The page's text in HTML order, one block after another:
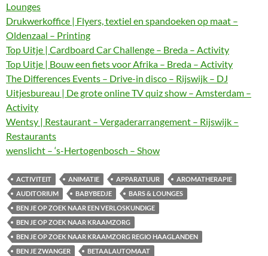
Lounges
Drukwerkoffice | Flyers, textiel en spandoeken op maat –
Oldenzaal – Printing
Top Uitje | Cardboard Car Challenge – Breda – Activity
Top Uitje | Bouw een fiets voor Afrika – Breda – Activity
The Differences Events – Drive-in disco – Rijswijk – DJ
Uitjesbureau | De grote online TV quiz show – Amsterdam –
Activity
Wentsy | Restaurant – Vergaderarrangement – Rijswijk –
Restaurants
wenslicht – ‘s-Hertogenbosch – Show
ACTIVITEIT ANIMATIE APPARATUUR
AROMATHERAPIE
AUDITORIUM
BABYBEDJE
BARS & LOUNGES
BEN JE OP ZOEK NAAR EEN VERLOSKUNDIGE
BEN JE OP ZOEK NAAR KRAAMZORG
BEN JE OP ZOEK NAAR KRAAMZORG REGIO HAAGLANDEN
BEN JE ZWANGER
BETAALAUTOMAAT